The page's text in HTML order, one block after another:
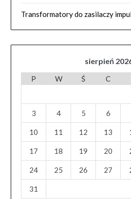
Transformatory do zasilaczy
sierpień
P W Ś C
3 4 5 6
10 11 12 13
17 18 19 20
24 25 26 27
31